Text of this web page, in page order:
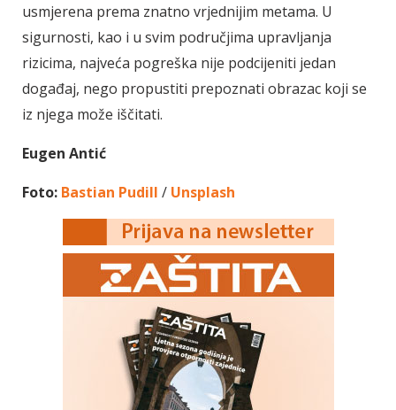
usmjerena prema znatno vrjednijim metama. U
sigurnosti, kao i u svim područjima upravljanja
rizicima, najveća pogreška nije podcijeniti jedan
događaj, nego propustiti prepoznati obrazac koji se
iz njega može iščitati.
Eugen Antić
Foto: Bastian Pudill / Unsplash